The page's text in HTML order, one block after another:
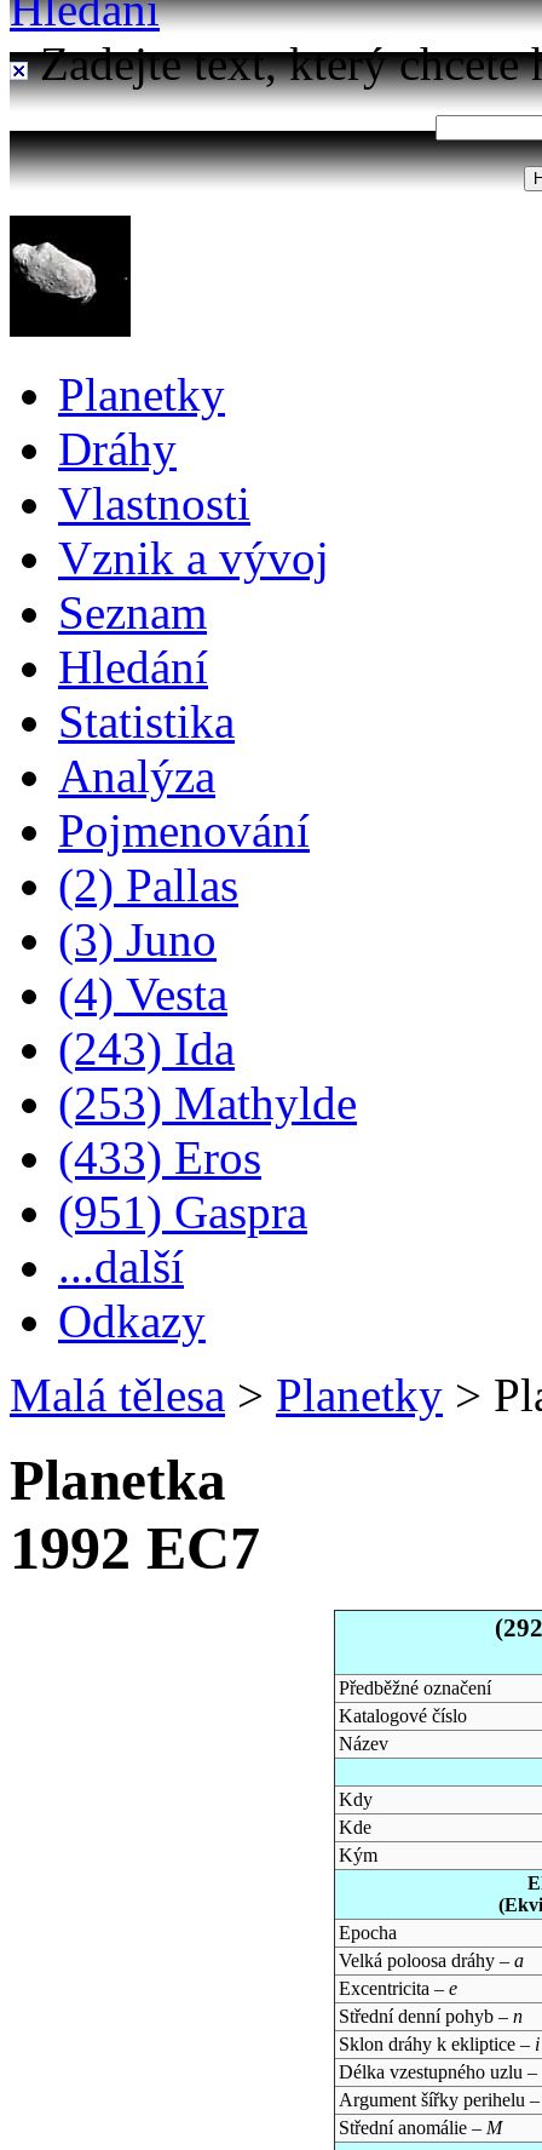
Zadejte text, který chcete
Planetky
Dráhy
Vlastnosti
Vznik a vývoj
Seznam
Hledání
Statistika
Analýza
Pojmenování
(2) Pallas
(3) Juno
(4) Vesta
(243) Ida
(253) Mathylde
(433) Eros
(951) Gaspra
...další
Odkazy
Malá tělesa > Planetky >
Planetka
1992 EC7
Předběžné označení
Katalogové číslo
Název
Kdy
Kde
Kým
Epocha
Velká poloosa dráhy – a
Excentricita – e
Střední denní pohyb – n
Sklon dráhy k ekliptice – i
Délka vzestupného uzlu –
Argument šířky perihelu
Střední anomálie – M